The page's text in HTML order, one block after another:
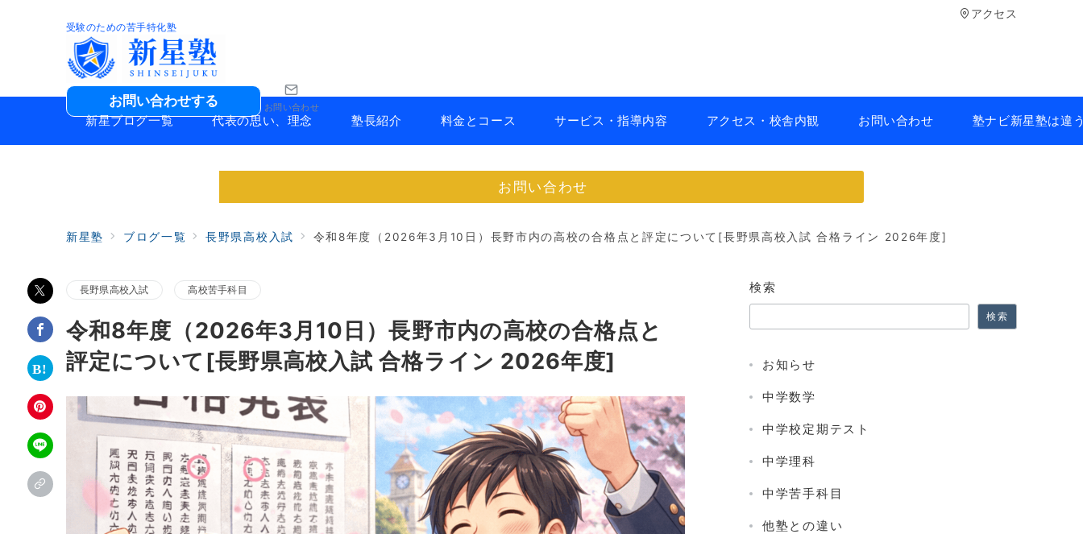
アクセス
受験のための苦手特化塾
お問い合わせする お問い合わせ
新星ブログ一覧 代表の思い、理念 塾長紹介 料金とコース サービス・指導内容 アクセス・校舎内観 お問い合わせ 塾ナビ新星塾は違
お問い合わせ
新星塾 ブログ一覧 長野県高校入試 令和8年度（2026年3月10日）長野市内の高校の合格点と評定について[長野県高校入試 合格ライン 2026年度]
長野県高校入試 高校苦手科目
令和8年度（2026年3月10日）長野市内の高校の合格点と
評定について[長野県高校入試 合格ライン 2026年度]
検索
検索
お知らせ
中学数学
中学校定期テスト
中学理科
中学苦手科目
他塾との違い